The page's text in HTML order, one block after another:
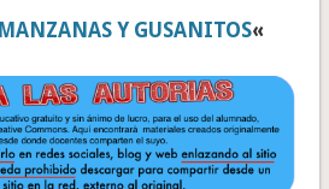
MANZANAS Y GUSANITOS«